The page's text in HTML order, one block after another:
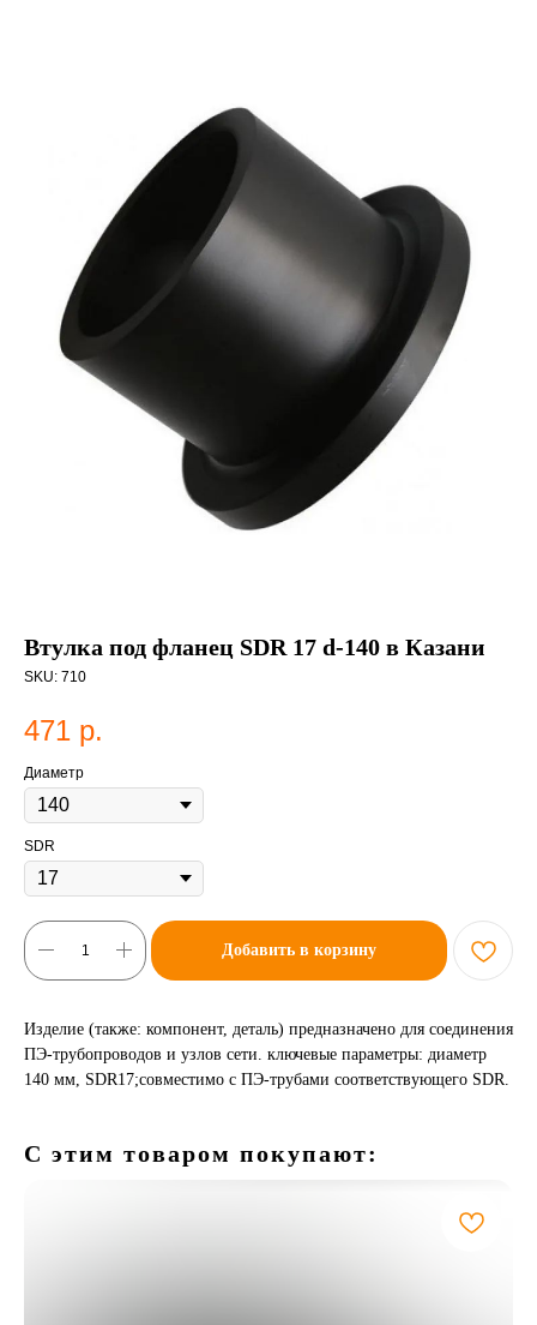
Втулка под фланец SDR 17 d-140 в Казани
SKU: 710
471 р.
Диаметр
SDR
Добавить в корзину
Изделие (также: компонент, деталь) предназначено для соединения
ПЭ-трубопроводов и узлов сети. ключевые параметры: диаметр
140 мм, SDR17;совместимо с ПЭ-трубами соответствующего SDR.
С этим товаром покупают: